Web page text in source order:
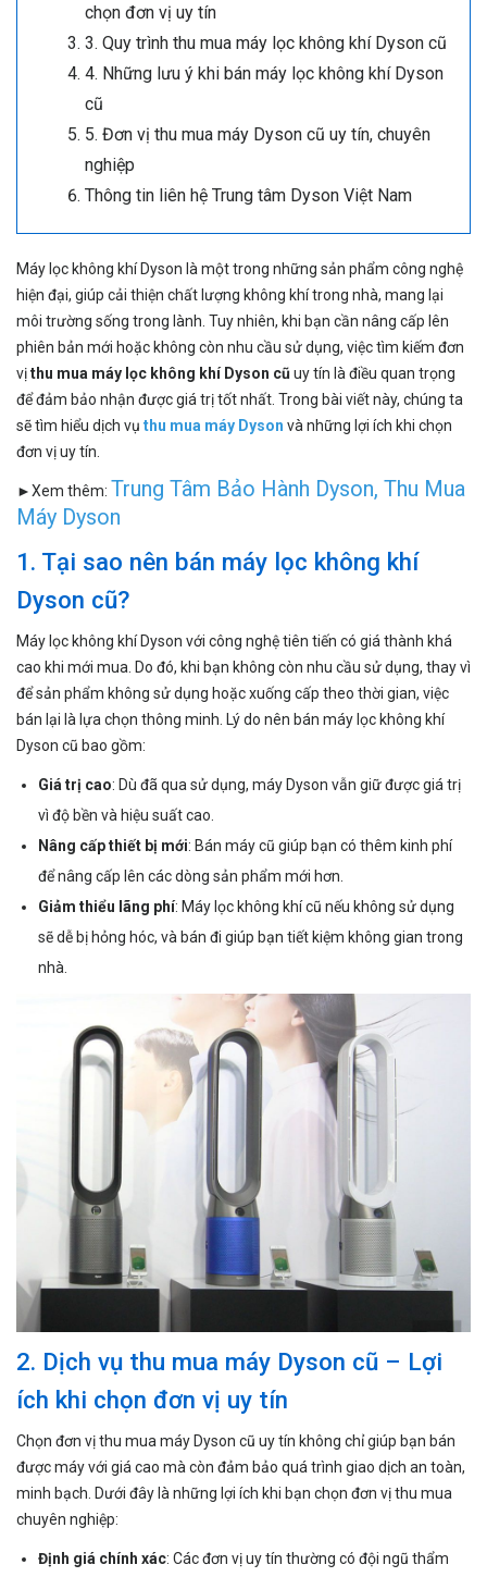
chọn đơn vị uy tín
3. Quy trình thu mua máy lọc không khí Dyson cũ
4. Những lưu ý khi bán máy lọc không khí Dyson
cũ
5. Đơn vị thu mua máy Dyson cũ uy tín, chuyên
nghiệp
Thông tin liên hệ Trung tâm Dyson Việt Nam
Máy lọc không khí Dyson là một trong những sản phẩm công nghệ
hiện đại, giúp cải thiện chất lượng không khí trong nhà, mang lại
môi trường sống trong lành. Tuy nhiên, khi bạn cần nâng cấp lên
phiên bản mới hoặc không còn nhu cầu sử dụng, việc tìm kiếm đơn
vịthu mua máy lọc không khí Dyson cũuy tín là điều quan trọng
để đảm bảo nhận được giá trị tốt nhất. Trong bài viết này, chúng ta
sẽ tìm hiểu dịch vụ thu mua máy Dyson và những lợi ích khi chọn
đơn vị uy tín.
►Xem thêm: Trung Tâm Bảo Hành Dyson, Thu Mua
Máy Dyson
1. Tại sao nên bán máy lọc không khí
Dyson cũ?
Máy lọc không khí Dyson với công nghệ tiên tiến có giá thành khá
cao khi mới mua. Do đó, khi bạn không còn nhu cầu sử dụng, thay vì
để sản phẩm không sử dụng hoặc xuống cấp theo thời gian, việc
bán lại là lựa chọn thông minh. Lý do nên bán máy lọc không khí
Dyson cũ bao gồm:
Giá trị cao: Dù đã qua sử dụng, máy Dyson vẫn giữ được giá trị
vì độ bền và hiệu suất cao.
Nâng cấp thiết bị mới: Bán máy cũ giúp bạn có thêm kinh phí
để nâng cấp lên các dòng sản phẩm mới hơn.
Giảm thiểu lãng phí: Máy lọc không khí cũ nếu không sử dụng
sẽ dễ bị hỏng hóc, và bán đi giúp bạn tiết kiệm không gian trong
nhà.
2. Dịch vụ thu mua máy Dyson cũ – Lợi
ích khi chọn đơn vị uy tín
Chọn đơn vị thu mua máy Dyson cũ uy tín không chỉ giúp bạn bán
được máy với giá cao mà còn đảm bảo quá trình giao dịch an toàn,
minh bạch. Dưới đây là những lợi ích khi bạn chọn đơn vị thu mua
chuyên nghiệp:
Định giá chính xác: Các đơn vị uy tín thường có đội ngũ thẩm